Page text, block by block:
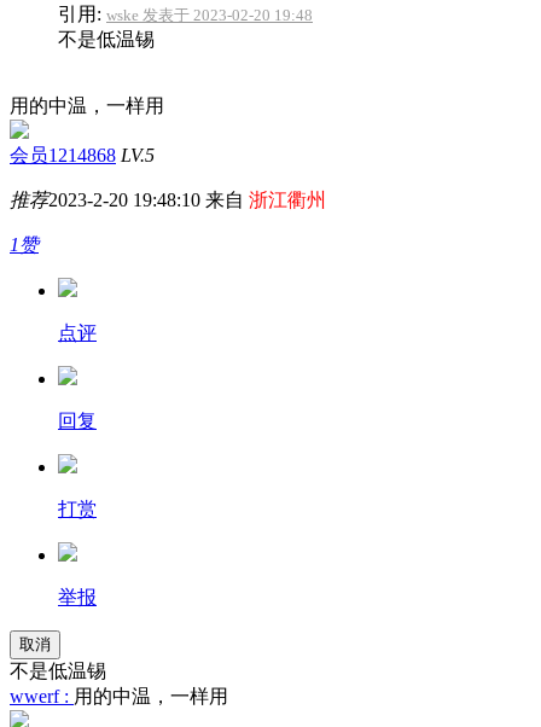
引用: wske 发表于 2023-02-20 19:48
不是低温锡
用的中温，一样用
会员1214868 LV.5
推荐2023-2-20 19:48:10 来自 浙江衢州
1赞
点评
回复
打赏
举报
取消
不是低温锡
wwerf : 用的中温，一样用